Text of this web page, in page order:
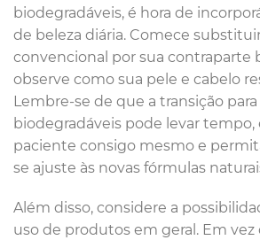
biodegradáveis, é hora de
de beleza diária. Comece
convencional por sua contraparte
observe como sua pele e cabelo
Lembre-se de que a transição
biodegradáveis pode levar tempo,
paciente consigo mesmo e
se ajuste às novas fórmulas
Além disso, considere a
uso de produtos em geral. Em